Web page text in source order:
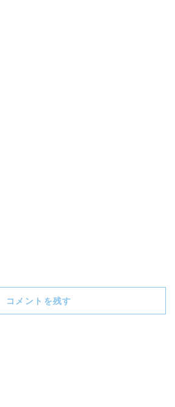
コメントを残す